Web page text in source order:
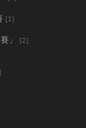
[1]
」 [2]